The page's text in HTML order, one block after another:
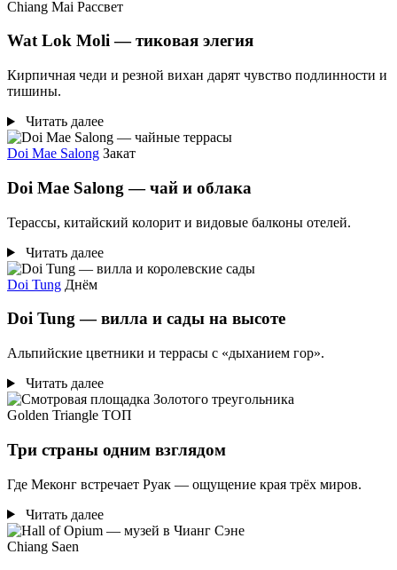
Chiang Mai Рассвет
Wat Lok Moli — тиковая элегия
Кирпичная чеди и резной вихан дарят чувство подлинности и
тишины.
Читать далее
Doi Mae Salong Закат
Doi Mae Salong — чай и облака
Терассы, китайский колорит и видовые балконы отелей.
Читать далее
Doi Tung Днём
Doi Tung — вилла и сады на высоте
Альпийские цветники и террасы с «дыханием гор».
Читать далее
Golden Triangle ТОП
Три страны одним взглядом
Где Меконг встречает Руак — ощущение края трёх миров.
Читать далее
Chiang Saen